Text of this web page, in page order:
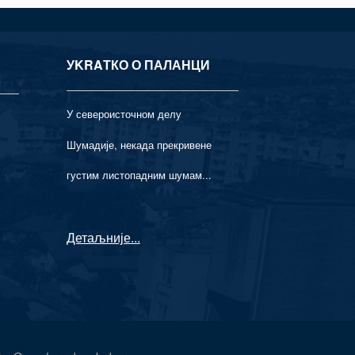
УKRAТКО О ПАЛАНЦИ
У североисточном делу
Шумадије, некада прекривене
густим листопадним шумам...
Детаљније...